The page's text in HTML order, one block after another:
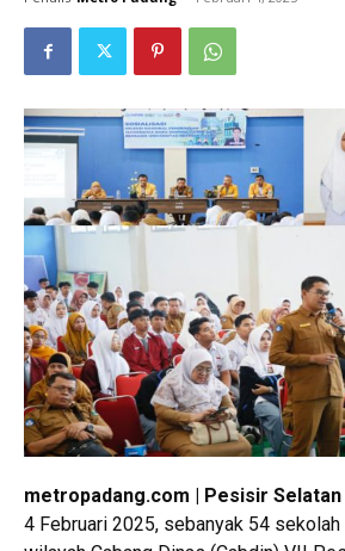
metropadang.com | Pesisir Selatan
4 Februari 2025, sebanyak 54